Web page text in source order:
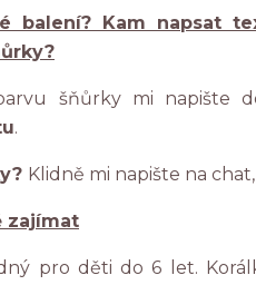
balení? Kam napsat
šňůrky mi napište
.
Klidně mi napište na
zajímat
pro děti do 6 let.